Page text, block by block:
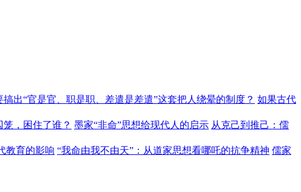
出“官是官、职是职、差遣是差遣”这套把人绕晕的制度？ 如果古代
，困住了谁？ 墨家“非命”思想给现代人的启示 从克己到推己：儒
教育的影响 “我命由我不由天”：从道家思想看哪吒的抗争精神 儒家